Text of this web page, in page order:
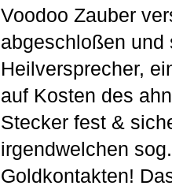
Voodoo Zauber
abgeschloßen und
Heilversprecher,
auf Kosten des
Stecker fest &
irgendwelchen
Goldkontakten!